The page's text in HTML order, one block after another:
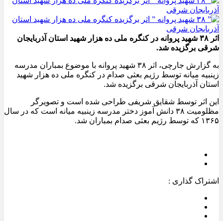
اثر ۳۸ شهید پروانه در کنگره ملی ده هزار شهید استان آذربایجان
شرقی برگزیده شد.
به گزارش جارچی، اثر ۳۸ شهید پروانه با موضوع بمباران مدرسه
زینبیه میانه توسط رژیم بعثی صدام در کنگره ملی ده هزار شهید
استان آذربایجان شرقی برگزیده شد.
این اثر توسط شقایق شریفی طراحی شده است و تصویرگر
مظلومیت ۳۸ دانش آموز دختر مدرسه زینبیه میانه است که در سال
۱۳۶۵ که توسط رژیم بعثی صدام بمباران شد.
اشتراک گذاری :